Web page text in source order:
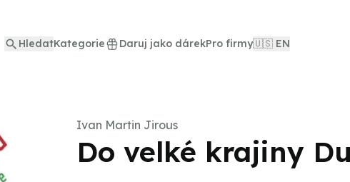
HledatKategorie Daruj jako dárekPro firmy🇺🇸 EN
Ivan Martin Jirous
Do velké krajiny